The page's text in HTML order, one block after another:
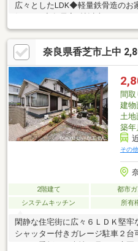
広々としたLDK◆軽量鉄骨造のお
は掘りごたつがございます。◆2
す。
奈良県香芝市上中
間取
建物
土地
築年
その
2階建て 都市
システムキッチン
所有
閑静な住宅街に広々６ＬＤＫ堅
シャッター付きガレージ駐車２台
チと四季折々の表情を見せる庭園